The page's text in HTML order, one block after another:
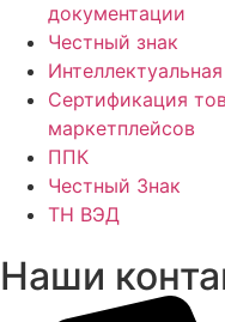
документации
Честный знак
Сертификация
маркетплейсов
ППК
Честный Знак
ТН ВЭД
Наши